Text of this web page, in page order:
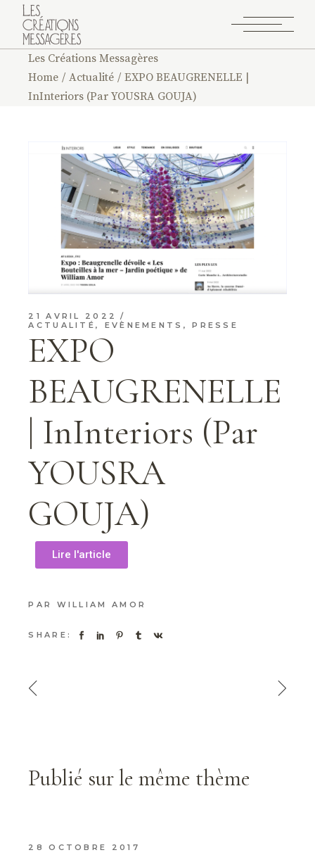
Les Créations Messagères
Home
Actualité
EXPO BEAUGRENELLE |
InInteriors (Par YOUSRA GOUJA)
21 AVRIL 2022
ACTUALITÉ, EVÈNEMENTS ,PRESSE
EXPO
BEAUGRENELLE
| InInteriors (Par
YOUSRA
GOUJA)
Lire l'article
PAR WILLIAM AMOR
SHARE:
Publié sur le même thème
28 OCTOBRE 2017